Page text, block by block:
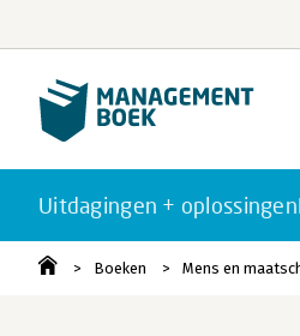
Uitdagingen + oplossingen
Boeken Mens en